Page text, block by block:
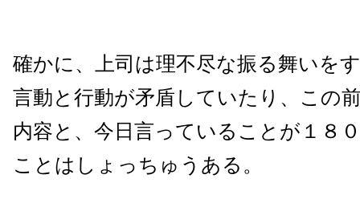
確かに、上司は理不尽な振る舞いを
言動と行動が矛盾していたり、この
内容と、今日言っていることが１８
ことはしょっちゅうある。